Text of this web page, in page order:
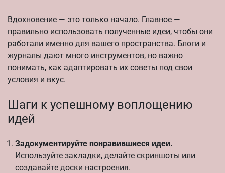
Вдохновение — это только начало. Главное —
правильно использовать полученные идеи, чтобы они
работали именно для вашего пространства. Блоги и
журналы дают много инструментов, но важно
понимать, как адаптировать их советы под свои
условия и вкус.
Шаги к успешному воплощению
идей
Задокументируйте понравившиеся идеи.
Используйте закладки, делайте скриншоты или
создавайте доски настроения.